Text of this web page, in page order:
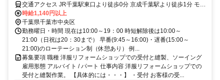
交通アクセス JR千葉駅東口より徒歩0分 京成千葉駅より徒歩1分 モノ
レール千葉駅より徒歩1分
時給1,140円以上
千葉県千葉市中央区
勤務曜日・時間 現在は10:00～19：00 時短解除後は10:00～
21:00（日祝は20：30まで） 早番(9:45～16:00)・遅番(15:00～
21:00)のローテーション制（休憩あり） 例...
募集要項 職種 洋服リフォームショップでの受付と縫製、ソーイング
雇用形態 アルバイト / パート 仕事内容 洋服リフォームショップでの
受付と縫製作業。 【具体的には・・・】 ・受付 お客様の受...